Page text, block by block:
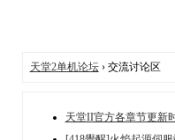
天堂2单机论坛› 交流讨论区
天堂II官方各章节更新